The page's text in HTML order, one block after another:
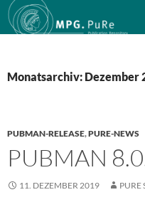
Suchen
ZUM
Monatsarchiv: Dezember
PUBMAN-RELEASE,PURE-NEWS
PUBMAN
11. DEZEMBER 2019 PURE